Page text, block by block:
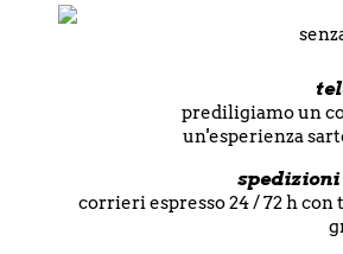
prediligiamo un
un'esperienza
corrieri espresso 24 / 72 h